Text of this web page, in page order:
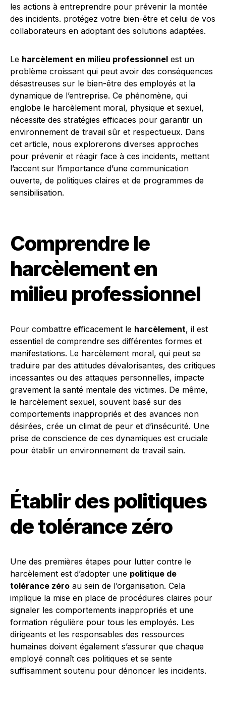
Le harcèlement en milieu professionnel est un
problème croissant qui peut avoir des conséquences
désastreuses sur le bien-être des employés et la
dynamique de l’entreprise. Ce phénomène, qui
englobe le harcèlement moral, physique et sexuel,
nécessite des stratégies efficaces pour garantir un
environnement de travail sûr et respectueux. Dans
cet article, nous explorerons diverses approches
pour prévenir et réagir face à ces incidents, mettant
l’accent sur l’importance d’une communication
ouverte, de politiques claires et de programmes de
sensibilisation.
Comprendre le
harcèlement en
milieu professionnel
Pour combattre efficacement le harcèlement, il est
essentiel de comprendre ses différentes formes et
manifestations. Le harcèlement moral, qui peut se
traduire par des attitudes dévalorisantes, des critiques
incessantes ou des attaques personnelles, impacte
gravement la santé mentale des victimes. De même,
le harcèlement sexuel, souvent basé sur des
comportements inappropriés et des avances non
désirées, crée un climat de peur et d’insécurité. Une
prise de conscience de ces dynamiques est cruciale
pour établir un environnement de travail sain.
Établir des politiques
de tolérance zéro
Une des premières étapes pour lutter contre le
harcèlement est d’adopter une politique de
tolérance zéro au sein de l’organisation. Cela
implique la mise en place de procédures claires pour
signaler les comportements inappropriés et une
formation régulière pour tous les employés. Les
dirigeants et les responsables des ressources
humaines doivent également s’assurer que chaque
employé connaît ces politiques et se sente
suffisamment soutenu pour dénoncer les incidents.